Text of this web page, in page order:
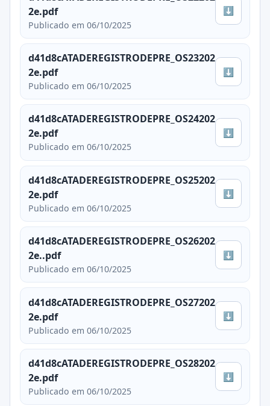
2e.pdf
Publicado em 06/10/2025
⬇
d41d8cATADEREGISTRODEPRE_OS23202
2e.pdf
Publicado em 06/10/2025
⬇
d41d8cATADEREGISTRODEPRE_OS24202
2e.pdf
Publicado em 06/10/2025
⬇
d41d8cATADEREGISTRODEPRE_OS25202
2e.pdf
Publicado em 06/10/2025
⬇
d41d8cATADEREGISTRODEPRE_OS26202
2e..pdf
Publicado em 06/10/2025
⬇
d41d8cATADEREGISTRODEPRE_OS27202
2e.pdf
Publicado em 06/10/2025
⬇
d41d8cATADEREGISTRODEPRE_OS28202
2e.pdf
Publicado em 06/10/2025
⬇